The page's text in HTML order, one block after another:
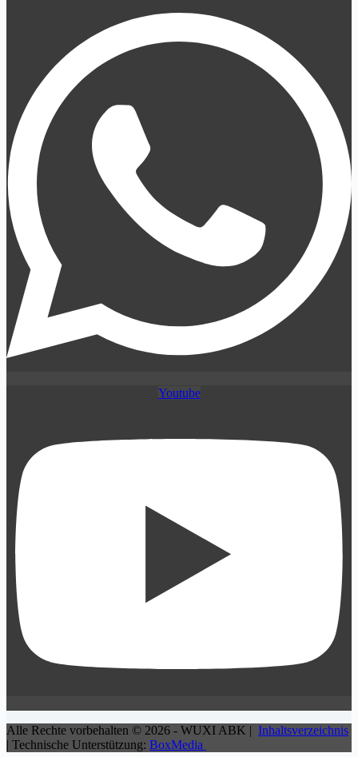
Youtube
Alle Rechte vorbehalten © 2026 - WUXI ABK | Inhaltsverzeichnis
| Technische Unterstützung: BoxMedia